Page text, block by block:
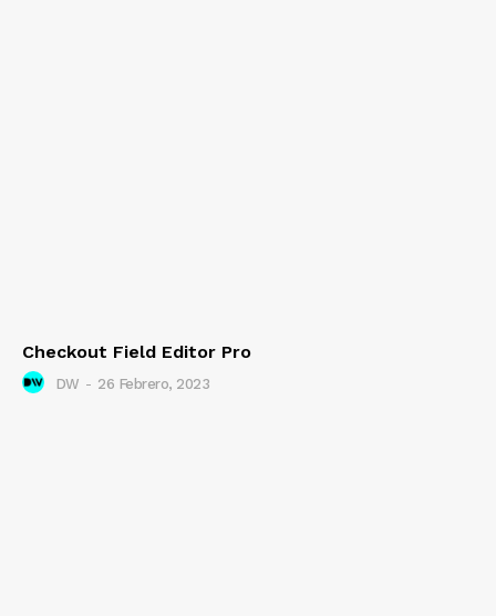
Checkout Field Editor Pro
DW - 26 Febrero, 2023